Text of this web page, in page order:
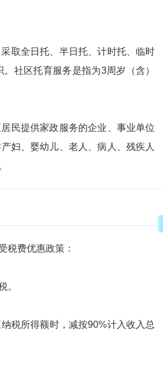
取全日托、半日托、计时托、临时
社区托育服务是指为3周岁（含）
民提供家政服务的企业、事业单位
妇、婴幼儿、老人、病人、残疾人
税费优惠政策：
。
税所得额时，减按90%计入收入总